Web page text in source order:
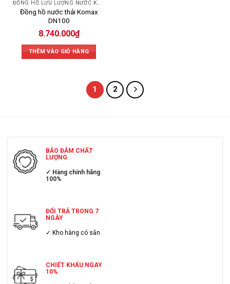
Đồng hồ nước thải Komax
DN100
8.740.000₫
THÊM VÀO GIỎ HÀNG
1 2
BẢO ĐẢM CHẤT
LƯỢNG
✓ Hàng chính hãng
100%
ĐỔI TRẢ TRONG 7
NGÀY
✓ Kho hàng có sẳn
CHIẾT KHẤU NGAY
10%